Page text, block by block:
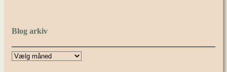
Blog arkiv